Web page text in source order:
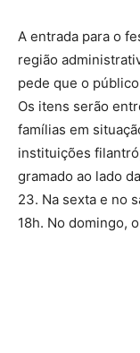
A entrada para o
região
pede que o
Os itens serão
famílias em
instituições
gramado ao lado
23. Na sexta e no
18h. No domingo,